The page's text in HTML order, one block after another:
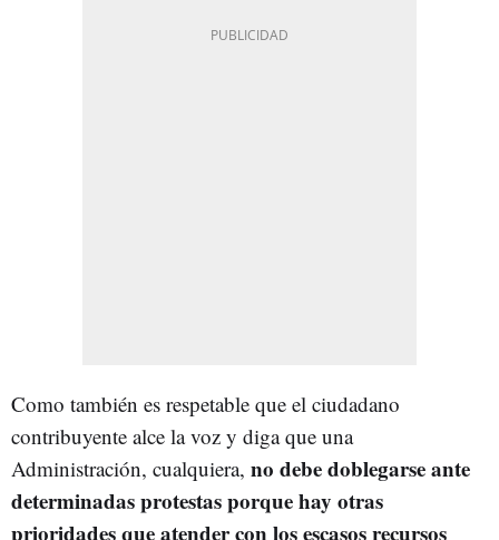
Como también es respetable que el ciudadano
contribuyente alce la voz y diga que una
Administración, cualquiera, no debe doblegarse ante
determinadas protestas porque hay otras
prioridades que atendercon los escasos recursos